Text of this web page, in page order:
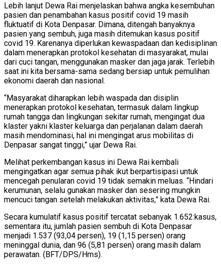
Lebih lanjut Dewa Rai menjelaskan bahwa angka kesembuhan
pasien dan penambahan kasus positif covid 19 masih
fluktuatif di Kota Denpasar. Dimana, ditengah banyaknya
pasien yang sembuh, juga masih ditemukan kasus positif
covid 19. Karenanya diperlukan kewaspadaan dan kedisiplinan
dalam menerapkan protokol kesehatan di masyarakat, mulai
dari cuci tangan, menggunakan masker dan jaga jarak. Terlebih
saat ini kita bersama-sama sedang bersiap untuk pemulihan
ekonomi daerah dan nasional.
“Masyarakat diharapkan lebih waspada dan disiplin
menerapkan protokol kesehatan, termasuk dalam lingkup
rumah tangga dan lingkungan sekitar rumah, mengingat dua
klaster yakni klaster keluarga dan perjalanan dalam daerah
masih mendominasi, hal ini mengingat arus mobilitas di
Denpasar sangat tinggi,” ujar Dewa Rai.
Melihat perkembangan kasus ini Dewa Rai kembali
mengingatkan agar semua pihak ikut berpartisipasi untuk
mencegah penularan covid 19 tidak semakin meluas. “Hindari
kerumunan, selalu gunakan masker dan sesering mungkin
mencuci tangan setelah melakukan aktivitas,” kata Dewa Rai.
Secara kumulatif kasus positif tercatat sebanyak 1.652:kasus,
sementara itu, jumlah pasien sembuh di Kota Denpasar
menjadi 1.537 (93,04 persen), 19 (1,15 persen) orang
meninggal dunia, dan 96 (5,81 persen) orang masih dalam
perawatan. (BFT/DPS/Hms).